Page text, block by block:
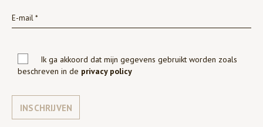
Ik ga akkoord dat mijn gegevens gebruikt worden zoals
beschreven in de privacy policy
INSCHRIJVEN